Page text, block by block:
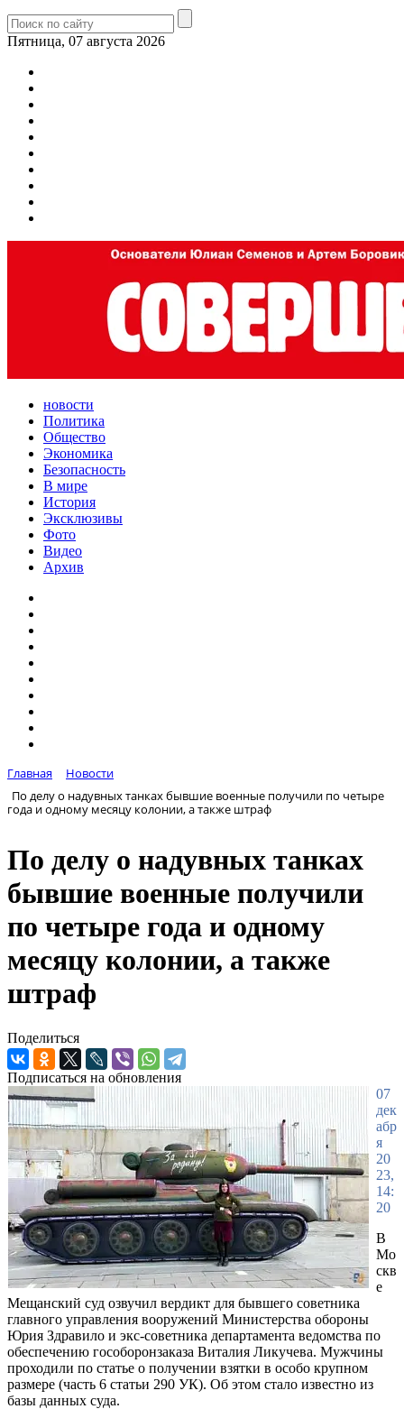
Пятница, 07 августа 2026
новости
Политика
Общество
Экономика
Безопасность
В мире
История
Эксклюзивы
Фото
Видео
Архив
Главная
Новости
По делу о надувных танках бывшие военные получили по четыре
года и одному месяцу колонии, а также штраф
По делу о надувных танках
бывшие военные получили
по четыре года и одному
месяцу колонии, а также
штраф
Поделиться
Подписаться на обновления
07
дек
абр
я
20
23,
14:
20
В
Мо
скв
е
Мещанский суд озвучил вердикт для бывшего советника
главного управления вооружений Министерства обороны
Юрия Здравило и экс-советника департамента ведомства по
обеспечению гособоронзаказа Виталия Ликучева. Мужчины
проходили по статье о получении взятки в особо крупном
размере (часть 6 статьи 290 УК). Об этом стало известно из
базы данных суда.